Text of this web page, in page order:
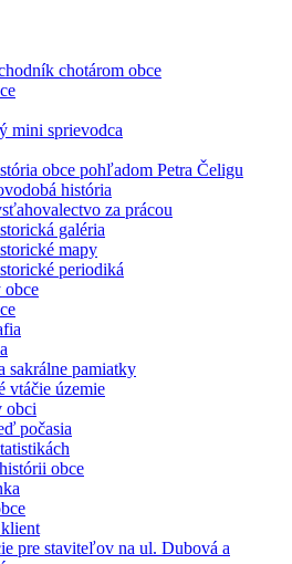
chotárom obce
mini sprievodca
obce pohľadom Petra Čeligu
história
za prácou
galéria
mapy
periodiká
obce
sakrálne pamiatky
vtáčie územie
obci
počasia
obce
pre staviteľov na ul. Dubová a